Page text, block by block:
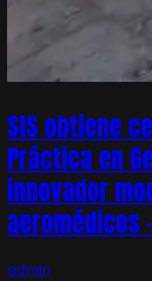
SIS obtiene
Práctica en
innovador
aeromédicos
admin